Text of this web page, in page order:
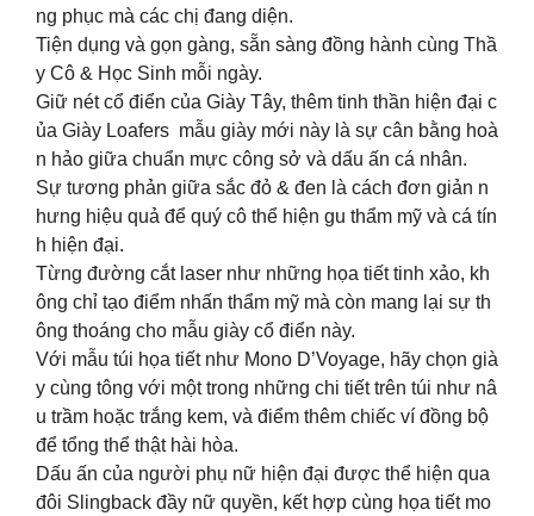
ng phục mà các chị đang diện.
Tiện dụng và gọn gàng, sẵn sàng đồng hành cùng Thầ
y Cô & Học Sinh mỗi ngày.
Giữ nét cổ điển của Giày Tây, thêm tinh thần hiện đại c
ủa Giày Loafers mẫu giày mới này là sự cân bằng hoà
n hảo giữa chuẩn mực công sở và dấu ấn cá nhân.
Sự tương phản giữa sắc đỏ & đen là cách đơn giản n
hưng hiệu quả để quý cô thể hiện gu thẩm mỹ và cá tín
h hiện đại.
Từng đường cắt laser như những họa tiết tinh xảo, kh
ông chỉ tạo điểm nhấn thẩm mỹ mà còn mang lại sự th
ông thoáng cho mẫu giày cổ điển này.
Với mẫu túi họa tiết như Mono D’Voyage, hãy chọn già
y cùng tông với một trong những chi tiết trên túi như nâ
u trầm hoặc trắng kem, và điểm thêm chiếc ví đồng bộ
để tổng thể thật hài hòa.
Dấu ấn của người phụ nữ hiện đại được thể hiện qua
đôi Slingback đầy nữ quyền, kết hợp cùng họa tiết mo